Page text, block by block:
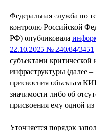
Федеральная служба по
контролю Российской
РФ) опубликовала
22.10.2025 № 240/84/3451
субъектами
инфраструктуры (далее
присвоения объектам
значимости либо об
присвоения ему одной из
Уточняется порядок